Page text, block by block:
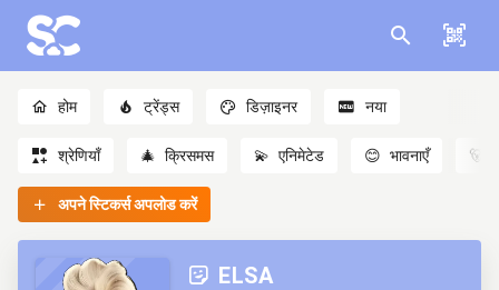
होम ट्रेंड्स डिज़ाइनर नया
श्रेणियाँ 🎄 क्रिसमस 💫 एनिमेटेड 😊 भावनाएँ 🐻
अपने स्टिकर्स अपलोड करें
ELSA